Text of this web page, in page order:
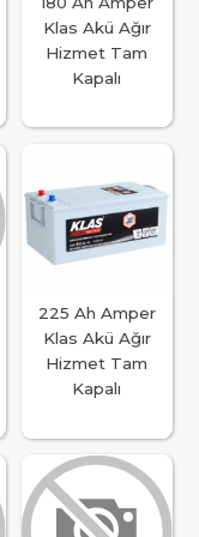
Klas Akü Ağır
Hizmet Tam
Kapalı
225 Ah Amper
Klas Akü Ağır
Hizmet Tam
Kapalı